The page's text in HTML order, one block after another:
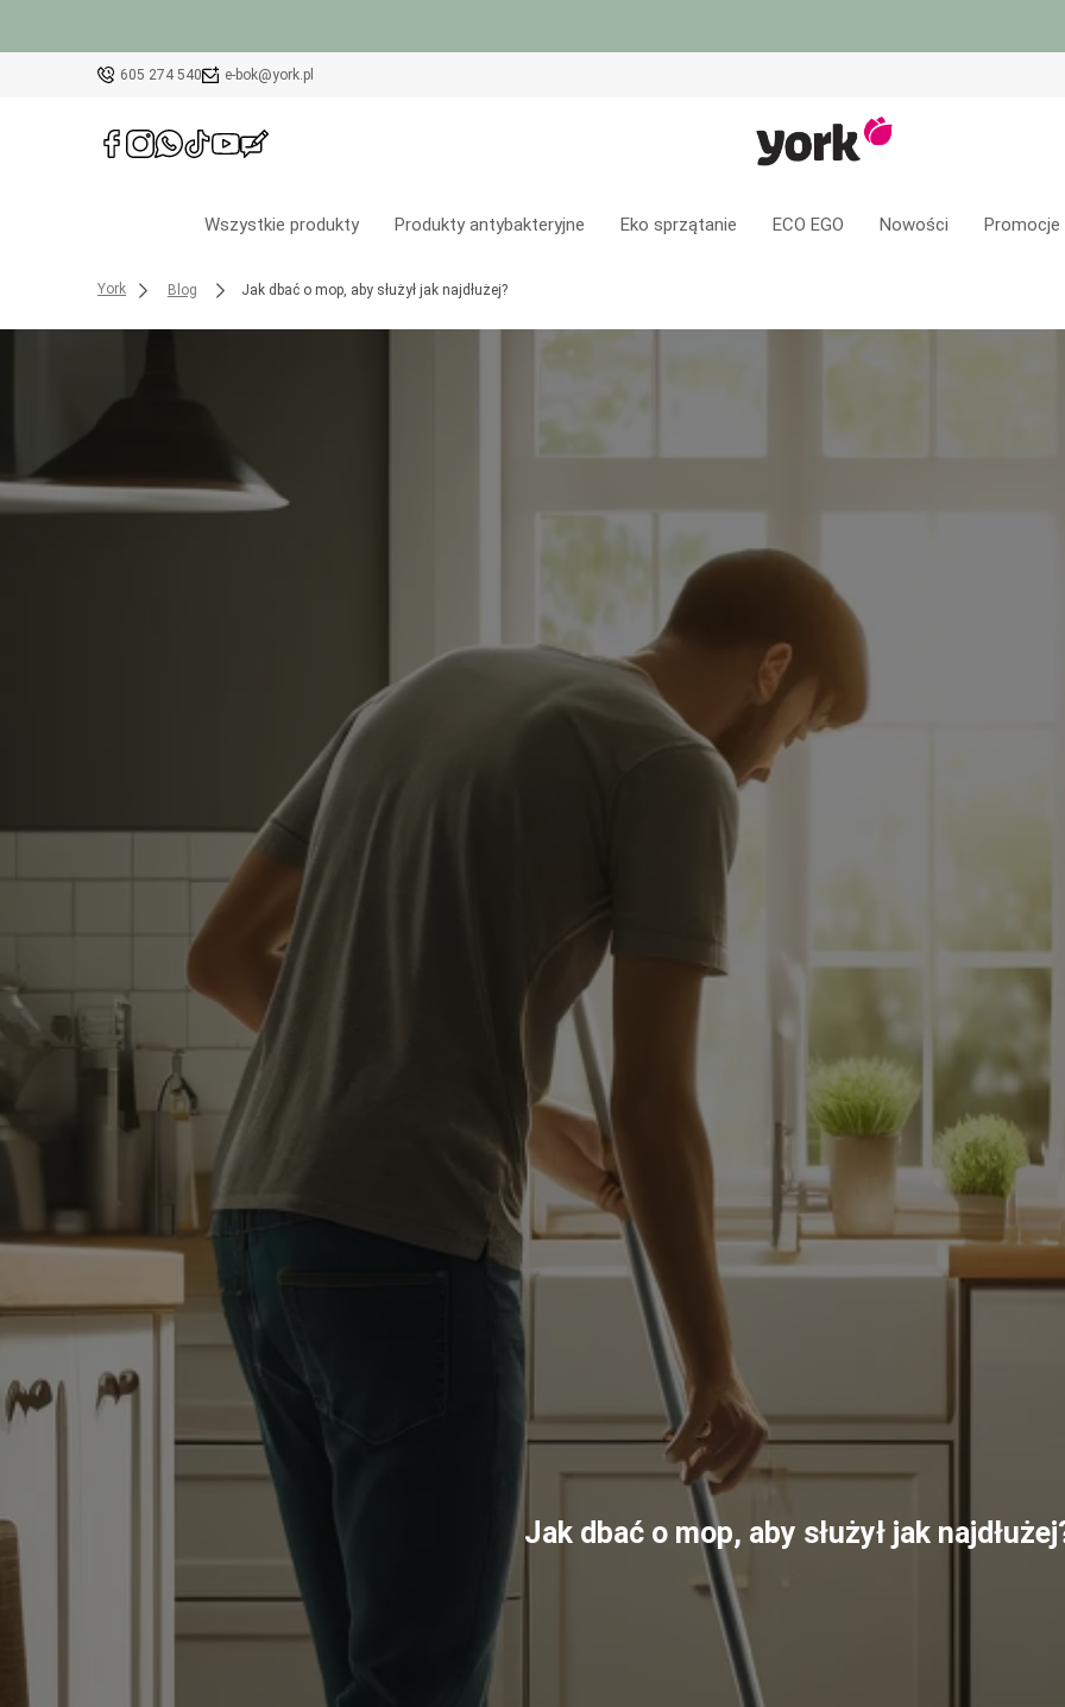
605 274 540 e-bok@york.pl
Wszystkie produkty Produkty antybakteryjne Eko sprzątanie ECO EGO Nowości Promocje
York Blog Jak dbać o mop, aby służył jak najdłużej?
Jak dbać o mop, aby służył jak